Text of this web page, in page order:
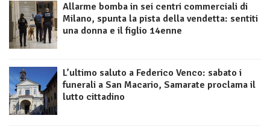
Allarme bomba in sei centri commerciali di
Milano, spunta la pista della vendetta: sentiti
una donna e il figlio 14enne
L’ultimo saluto a Federico Venco: sabato i
funerali a San Macario, Samarate proclama il
lutto cittadino